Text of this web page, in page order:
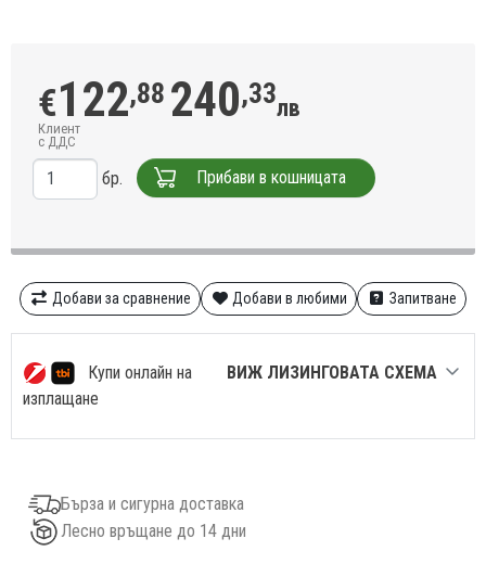
€122,88 240,33лв
Клиент
с ДДС
бр. Прибави в кошницата
Добави за сравнение Добави в любими Запитване
Купи онлайн на
изплащане
ВИЖ ЛИЗИНГОВАТА СХЕМА
Бърза и сигурна доставка
Лесно връщане до 14 дни